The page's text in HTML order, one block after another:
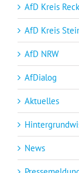
AfD Kreis
AfD Kreis
AfD NRW
AfDialog
Aktuelles
News